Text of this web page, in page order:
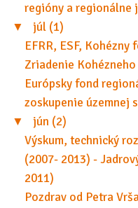
regióny a regionálne
▼
júl (1)
EFRR, ESF,
Zriadenie
Európsky fond
zoskupenie územnej
▼
jún (2)
Výskum, technický
(2007- 2013) -
2011)
Pozdrav od Petra